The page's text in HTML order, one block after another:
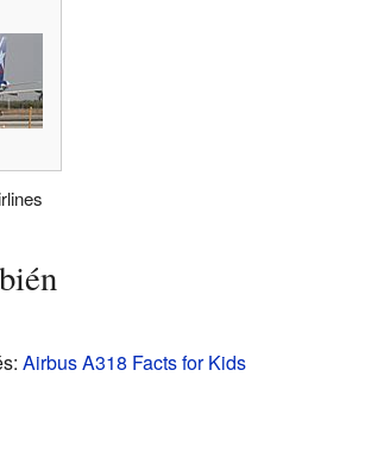
Airbus A318 Facts for Kids